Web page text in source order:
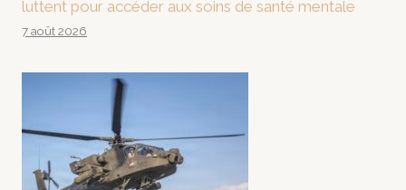
luttent pour accéder aux soins de santé mentale
7 août 2026